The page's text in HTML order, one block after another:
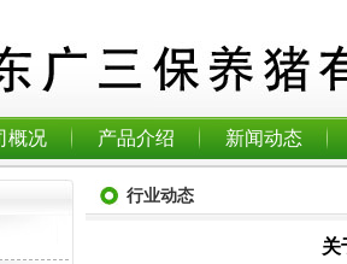
概况 产品介绍 新闻动态
行业动态
关